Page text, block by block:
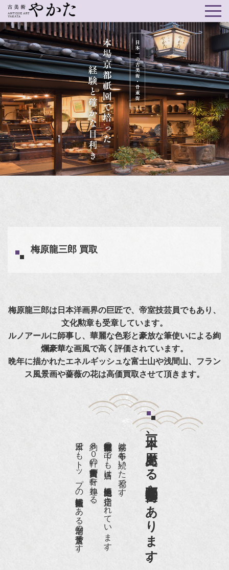
梅原龍三郎 買取
梅原龍三郎は日本洋画界の巨匠で、帝室技芸員でもあり、
文化勲章も受章しています。
ルノアールに師事し、華麗な色彩と豪放な筆使いによる絢
爛豪華な画風で高く評価されています。
晩年に描かれたエネルギッシュな富士山や浅間山、フラン
ス風景画や薔薇の花は高価買取させて頂きます。
日本一、歴史ある
京都祇園骨董街にあります。
京都は千年も続いた都です。
京都祇園骨董街の中でも当店は、歴史的保全地区に指定されています。
約８０軒の古美術骨董商が軒を連ねる、
日本でもトップの祇園骨董街にある老舗の骨董店です。